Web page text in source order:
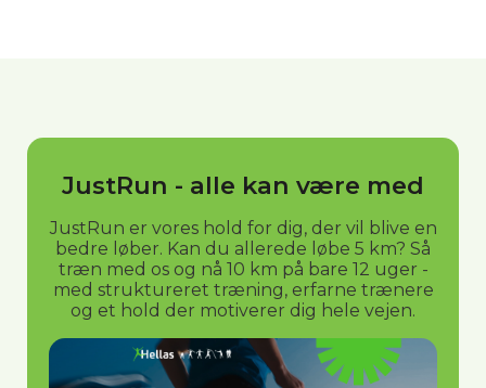
JustRun - alle kan være med
JustRun er vores hold for dig, der vil blive en
bedre løber. Kan du allerede løbe 5 km? Så
træn med os og nå 10 km på bare 12 uger -
med struktureret træning, erfarne trænere
og et hold der motiverer dig hele vejen.